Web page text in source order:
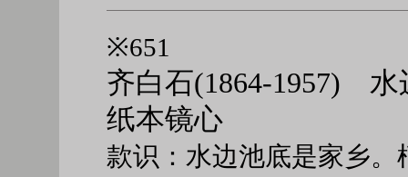
※651
齐白石(1864-1957) 水
纸本镜心
款识：水边池底是家乡